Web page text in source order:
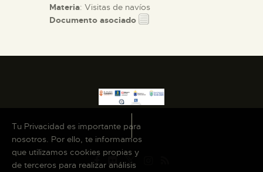
Materia: Visitas de navíos
Documento asociado
Tu Privacidad es importante para
nosotros. Por ello, te informamos
que utilizamos cookies propias y
de terceros para realizar análisis